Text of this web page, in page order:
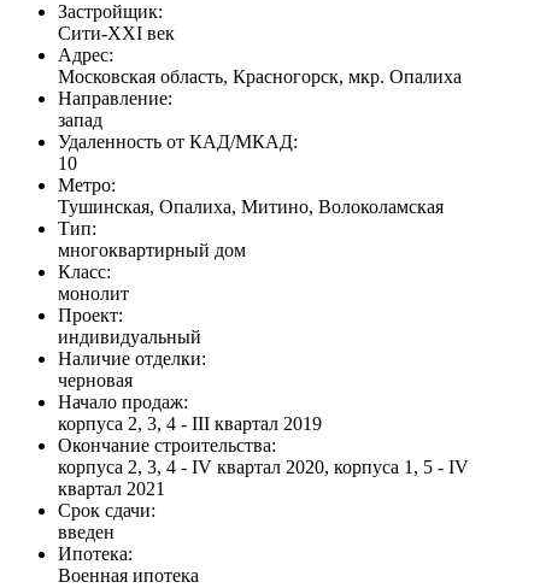
Застройщик:
Сити-XXI век
Адрес:
Московская область, Красногорск, мкр. Опалиха
Направление:
запад
Удаленность от КАД/МКАД:
10
Метро:
Тушинская, Опалиха, Митино, Волоколамская
Тип:
многоквартирный дом
Класс:
монолит
Проект:
индивидуальный
Наличие отделки:
черновая
Начало продаж:
корпуса 2, 3, 4 - III квартал 2019
Окончание строительства:
корпуса 2, 3, 4 - IV квартал 2020, корпуса 1, 5 - IV
квартал 2021
Срок сдачи:
введен
Ипотека:
Военная ипотека